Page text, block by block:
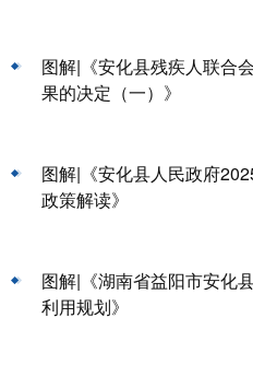
图解|《安化县残疾人联合
果的决定（一）》
图解|《安化县人民政府
政策解读》
图解|《湖南省益阳市安化
利用规划》